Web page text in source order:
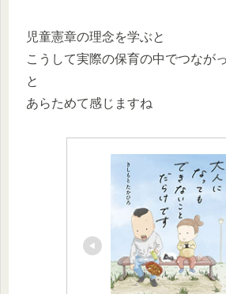
児童憲章の理念を学ぶと
こうして実際の保育の中でつなが
と
あらためて感じますね